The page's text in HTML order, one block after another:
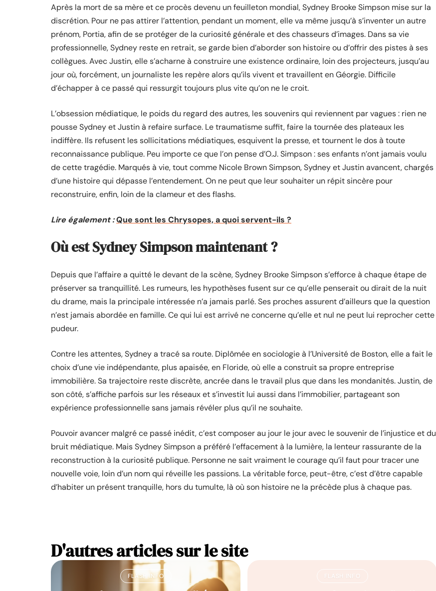
Après la mort de sa mère et ce procès devenu un feuilleton mondial, Sydney Brooke Simpson mise sur la
discrétion. Pour ne pas attirer l’attention, pendant un moment, elle va même jusqu’à s’inventer un autre
prénom, Portia, afin de se protéger de la curiosité générale et des chasseurs d’images. Dans sa vie
professionnelle, Sydney reste en retrait, se garde bien d’aborder son histoire ou d’offrir des pistes à ses
collègues. Avec Justin, elle s’acharne à construire une existence ordinaire, loin des projecteurs, jusqu’au
jour où, forcément, un journaliste les repère alors qu’ils vivent et travaillent en Géorgie. Difficile
d’échapper à ce passé qui ressurgit toujours plus vite qu’on ne le croit.
L’obsession médiatique, le poids du regard des autres, les souvenirs qui reviennent par vagues : rien ne
pousse Sydney et Justin à refaire surface. Le traumatisme suffit, faire la tournée des plateaux les
indiffère. Ils refusent les sollicitations médiatiques, esquivent la presse, et tournent le dos à toute
reconnaissance publique. Peu importe ce que l’on pense d’O.J. Simpson : ses enfants n’ont jamais voulu
de cette tragédie. Marqués à vie, tout comme Nicole Brown Simpson, Sydney et Justin avancent, chargés
d’une histoire qui dépasse l’entendement. On ne peut que leur souhaiter un répit sincère pour
reconstruire, enfin, loin de la clameur et des flashs.
Lire également :Que sont les Chrysopes, a quoi servent-ils ?
Où est Sydney Simpson maintenant ?
Depuis que l’affaire a quitté le devant de la scène, Sydney Brooke Simpson s’efforce à chaque étape de
préserver sa tranquillité. Les rumeurs, les hypothèses fusent sur ce qu’elle penserait ou dirait de la nuit
du drame, mais la principale intéressée n’a jamais parlé. Ses proches assurent d’ailleurs que la question
n’est jamais abordée en famille. Ce qui lui est arrivé ne concerne qu’elle et nul ne peut lui reprocher cette
pudeur.
Contre les attentes, Sydney a tracé sa route. Diplômée en sociologie à l’Université de Boston, elle a fait le
choix d’une vie indépendante, plus apaisée, en Floride, où elle a construit sa propre entreprise
immobilière. Sa trajectoire reste discrète, ancrée dans le travail plus que dans les mondanités. Justin, de
son côté, s’affiche parfois sur les réseaux et s’investit lui aussi dans l’immobilier, partageant son
expérience professionnelle sans jamais révéler plus qu’il ne souhaite.
Pouvoir avancer malgré ce passé inédit, c’est composer au jour le jour avec le souvenir de l’injustice et du
bruit médiatique. Mais Sydney Simpson a préféré l’effacement à la lumière, la lenteur rassurante de la
reconstruction à la curiosité publique. Personne ne sait vraiment le courage qu’il faut pour tracer une
nouvelle voie, loin d’un nom qui réveille les passions. La véritable force, peut-être, c’est d’être capable
d’habiter un présent tranquille, hors du tumulte, là où son histoire ne la précède plus à chaque pas.
D'autres articles sur le site
FLASH INFO FLASH INFO